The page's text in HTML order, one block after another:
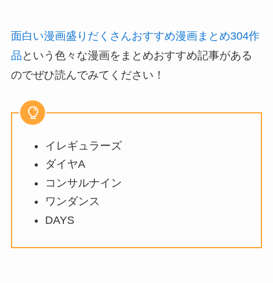
面白い漫画盛りだくさんおすすめ漫画まとめ304作
品 という色々な漫画をまとめおすすめ記事がある
のでぜひ読んでみてください！
イレギュラーズ
ダイヤA
コンサルナイン
ワンダンス
DAYS